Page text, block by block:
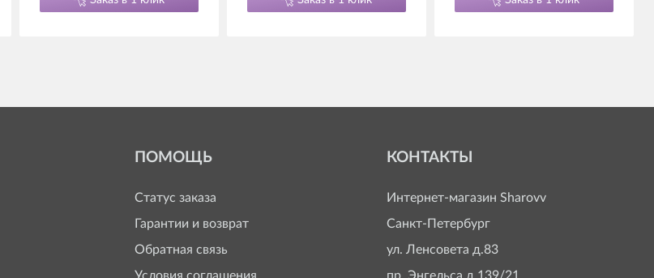
ПОМОЩЬ
Статус заказа
Гарантии и возврат
Обратная связь
КОНТАКТЫ
Интернет-магазин Sharovv
Санкт-Петербург
ул. Ленсовета д.83